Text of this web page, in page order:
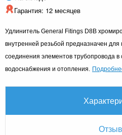
Гарантия: 12 месяцев
Удлинитель General Fitings D8B
внутренней резьбой предназначен
соединения элементов трубопровода в
водоснабжения и отопления.